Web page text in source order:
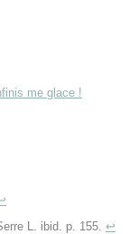
me glace !
L. ibid. p. 155. ↩